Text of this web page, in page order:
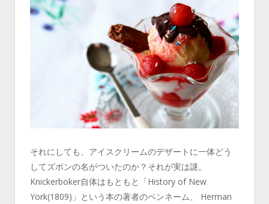
それにしても、アイスクリームのデザートに一体どう
してズボンの名がついたのか？それが実は謎。
Knickerboker自体はもともと「History of New
York(1809)」という本の著者のペンネーム、 Herman